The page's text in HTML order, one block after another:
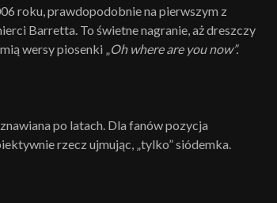
roku, prawdopodobnie na pierwszym z
Barretta. To świetne nagranie, aż dreszczy
wersy piosenki „Oh where are you now”.
po latach. Dla fanów pozycja
rzecz ujmując, „tylko” siódemka.